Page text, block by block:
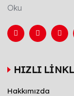
Oku
HIZLI
Hakkımızda